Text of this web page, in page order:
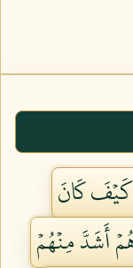
كَيۡفَ كَانَ
أَشَدَّ مِنۡهُمۡ